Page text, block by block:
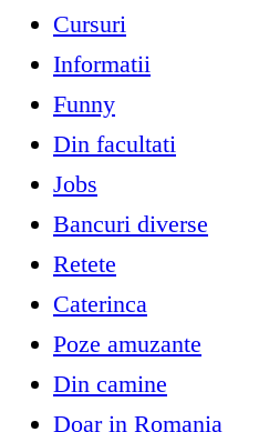
Cursuri
Informatii
Funny
Din facultati
Jobs
Bancuri diverse
Retete
Caterinca
Poze amuzante
Din camine
Doar in Romania